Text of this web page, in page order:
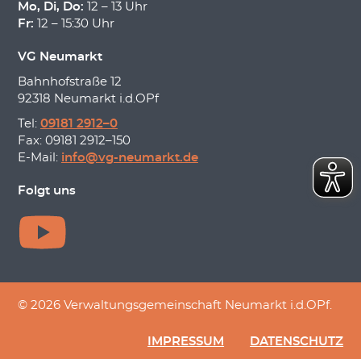
Mo, Di, Do: 12 – 13 Uhr
Fr: 12 – 15:30 Uhr
VG Neumarkt
Bahnhofstraße 12
92318 Neumarkt i.d.OPf
Tel: 09181 2912–0
Fax: 09181 2912–150
E-Mail: info@vg-neumarkt.de
Folgt uns
© 2026 Verwaltungsgemeinschaft Neumarkt i.d.OPf.
IMPRESSUM DATENSCHUTZ